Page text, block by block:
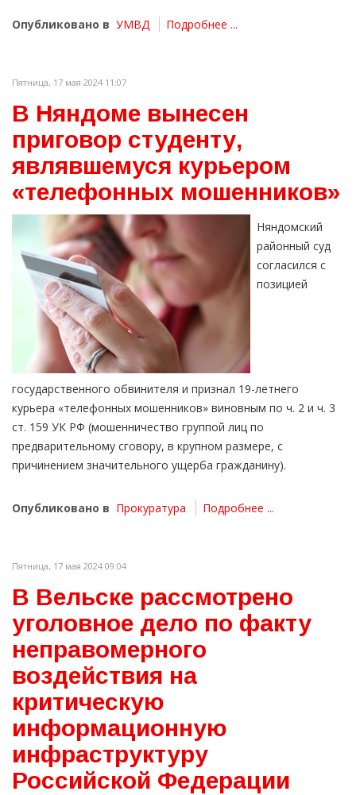
Опубликовано в УМВД Подробнее ...
Пятница, 17 мая 2024 11:07
В Няндоме вынесен
приговор студенту,
являвшемуся курьером
«телефонных мошенников»
Няндомский
районный суд
согласился с
позицией
государственного обвинителя и признал 19-летнего
курьера «телефонных мошенников» виновным по ч. 2 и ч. 3
ст. 159 УК РФ (мошенничество группой лиц по
предварительному сговору, в крупном размере, с
причинением значительного ущерба гражданину).
Опубликовано в Прокуратура Подробнее ...
Пятница, 17 мая 2024 09:04
В Вельске рассмотрено
уголовное дело по факту
неправомерного
воздействия на
критическую
информационную
инфраструктуру
Российской Федерации